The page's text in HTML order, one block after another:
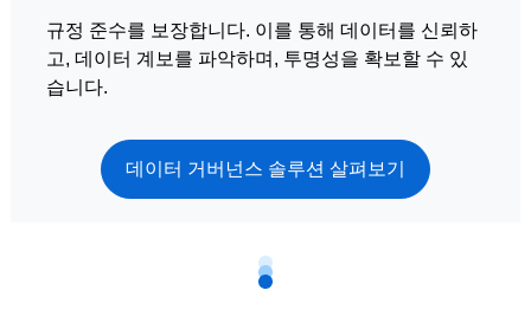
규정 준수를 보장합니다. 이를 통해 데이터를 신뢰하
고, 데이터 계보를 파악하며, 투명성을 확보할 수 있
습니다.
데이터 거버넌스 솔루션 살펴보기